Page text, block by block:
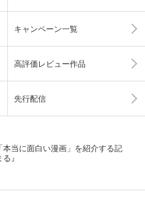
キャンペーン一覧
高評価レビュー作品
先行配信
当に面白い漫画」を紹介する記
』